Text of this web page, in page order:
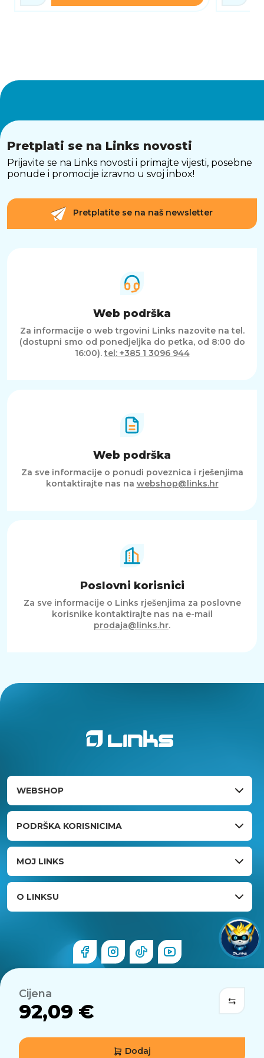
Cijena
92,09 €
Dodaj
Pretplati se na Links novosti
Prijavite se na Links novosti i primajte vijesti, posebne
ponude i promocije izravno u svoj inbox!
Pretplatite se na naš newsletter
Web podrška
Za informacije o web trgovini Links nazovite na tel.
(dostupni smo od ponedjeljka do petka, od 8:00 do
16:00).tel: +385 1 3096 944
Web podrška
Za sve informacije o ponudi poveznica i rješenjima
kontaktirajte nas na webshop@links.hr
Poslovni korisnici
Za sve informacije o Links rješenjima za poslovne
korisnike kontaktirajte nas na e-mail
prodaja@links.hr.
WEBSHOP
PODRŠKA KORISNICIMA
MOJ LINKS
O LINKSU